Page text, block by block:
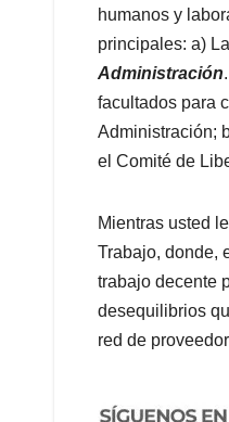
humanos y
principales: a) La
Administración
facultados para
Administración;
el Comité de
Mientras usted
Trabajo, donde,
trabajo decente
desequilibrios
red de